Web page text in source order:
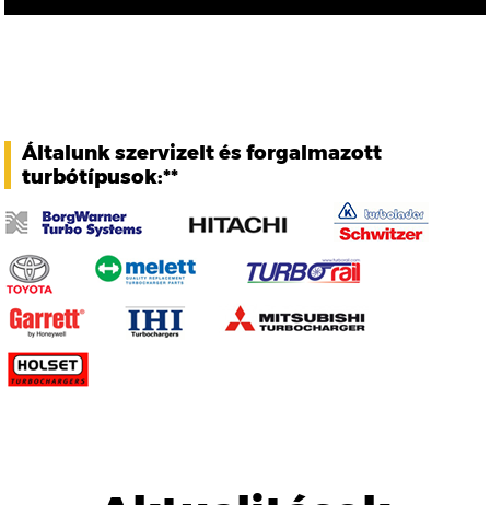
Általunk szervizelt és forgalmazott
turbótípusok:**